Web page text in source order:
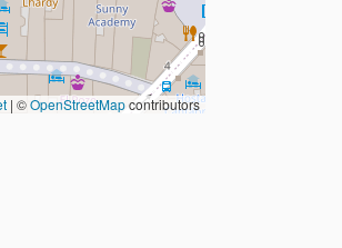
| ©OpenStreetMapcontributors